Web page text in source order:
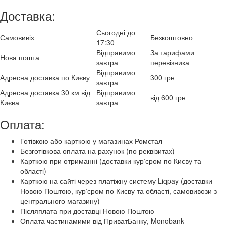
Доставка:
Самовивіз
Сьогодні до
17:30
Безкоштовно
Нова пошта
Відправимо
завтра
За тарифами
перевізника
Адресна доставка по Києву
Відправимо
завтра
300 грн
Адресна доставка 30 км від
Києва
Відправимо
завтра
від 600 грн
Оплата:
Готівкою або карткою у магазинах Ромстал
Безготівкова оплата на рахунок (по реквізитах)
Карткою при отриманні (доставки курʼєром по Києву та
області)
Карткою на сайті через платіжну систему Liqpay (доставки
Новою Поштою, курʼєром по Києву та області, самовивози з
центрального магазину)
Післяплата при доставці Новою Поштою
Оплата частинамими від ПриватБанку, Monobank